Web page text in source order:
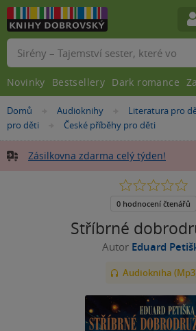
Nacházíte
se
Domů »Audioknihy »Literatura pro
pro děti
»
České příběhy pro děti
Zásilkovna zdarma celý týden!
Stříbrné
Autor Eduard
Audiokniha
0.0
5
0 hodnocení čtenářů
Vyhledávání
Novinky Bestsellery Dark romance